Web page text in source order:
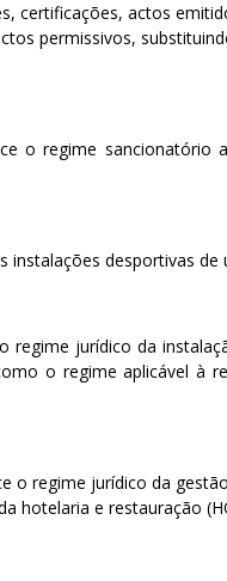
certificações, actos
permissivos,
o regime sancionatório
instalações desportivas de
regime jurídico da
o regime aplicável à
o regime jurídico da
hotelaria e restauração